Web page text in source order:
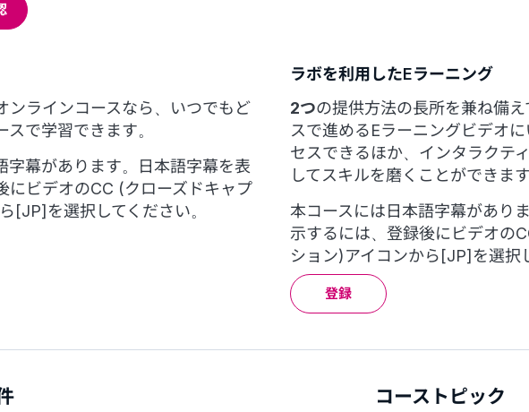
ンラインコースなら、いつでもど
で学習できます。
字幕があります。日本語字幕を表
にビデオのCC (クローズドキャプ
[JP]を選択してください。
ラボを利用したEラーニング
2つの提供方法の長所を兼ね備
スで進めるEラーニングビデオ
セスできるほか、インタラクテ
してスキルを磨くことができます
本コースには日本語字幕があり
示するには、登録後にビデオの
ション)アイコンから[JP]を選択
登録
コーストピック